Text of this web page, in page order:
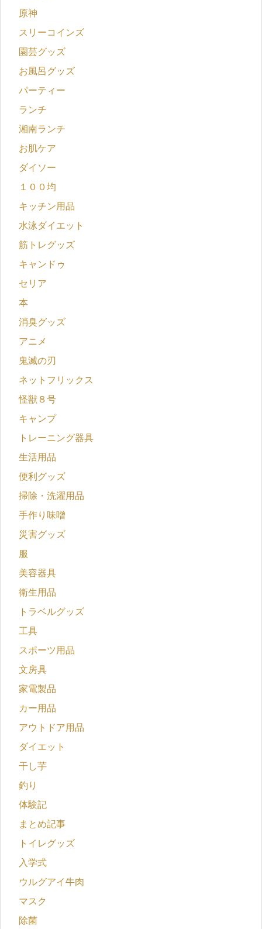
原神
スリーコインズ
園芸グッズ
お風呂グッズ
パーティー
ランチ
湘南ランチ
お肌ケア
ダイソー
１００均
キッチン用品
水泳ダイエット
筋トレグッズ
キャンドゥ
セリア
本
消臭グッズ
アニメ
鬼滅の刃
ネットフリックス
怪獣８号
キャンプ
トレーニング器具
生活用品
便利グッズ
掃除・洗濯用品
手作り味噌
災害グッズ
服
美容器具
衛生用品
トラベルグッズ
工具
スポーツ用品
文房具
家電製品
カー用品
アウトドア用品
ダイエット
干し芋
釣り
体験記
まとめ記事
トイレグッズ
入学式
ウルグアイ牛肉
マスク
除菌